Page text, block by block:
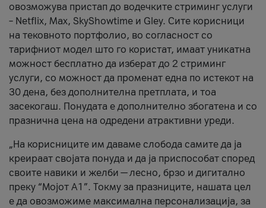
овозможува пристап до водечките стриминг услуги
– Netflix, Max, SkyShowtime и Gley. Сите корисници
на тековното портфолио, во согласност со
тарифниот модел што го користат, имаат уникатна
можност бесплатно да изберат до 2 стриминг
услуги, со можност да променат една по истекот на
30 дена, без дополнителна претплата, и тоа
засекогаш. Понудата е дополнително збогатена и со
празнична цена на одредени атрактивни уреди.
„На корисниците им даваме слобода самите да ја
креираат својата понуда и да ја приспособат според
своите навики и желби — лесно, брзо и дигитално
преку “Мојот А1”. Токму за празниците, нашата цел
е да овозможиме максимална персонализација, за